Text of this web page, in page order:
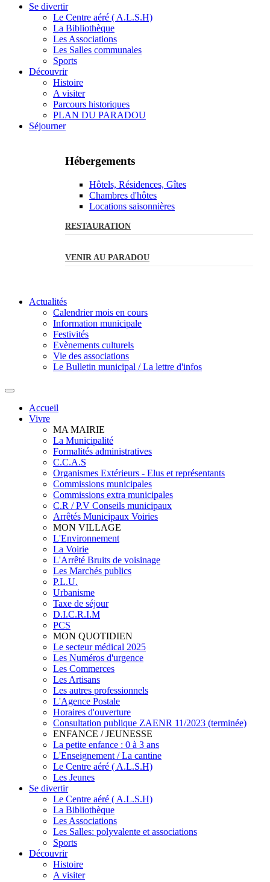
Se divertir
Le Centre aéré ( A.L.S.H)
La Bibliothèque
Les Associations
Les Salles communales
Sports
Découvrir
Histoire
A visiter
Parcours historiques
PLAN DU PARADOU
Séjourner
Hébergements
Hôtels, Résidences, Gîtes
Chambres d'hôtes
Locations saisonnières
RESTAURATION
VENIR AU PARADOU
Actualités
Calendrier mois en cours
Information municipale
Festivités
Evènements culturels
Vie des associations
Le Bulletin municipal / La lettre d'infos
Accueil
Vivre
MA MAIRIE
La Municipalité
Formalités administratives
C.C.A.S
Organismes Extérieurs - Elus et représentants
Commissions municipales
Commissions extra municipales
C.R / P.V Conseils municipaux
Arrêtés Municipaux Voiries
MON VILLAGE
L'Environnement
La Voirie
L'Arrêté Bruits de voisinage
Les Marchés publics
P.L.U.
Urbanisme
Taxe de séjour
D.I.C.R.I.M
PCS
MON QUOTIDIEN
Le secteur médical 2025
Les Numéros d'urgence
Les Commerces
Les Artisans
Les autres professionnels
L'Agence Postale
Horaires d'ouverture
Consultation publique ZAENR 11/2023 (terminée)
ENFANCE / JEUNESSE
La petite enfance : 0 à 3 ans
L'Enseignement / La cantine
Le Centre aéré ( A.L.S.H)
Les Jeunes
Se divertir
Le Centre aéré ( A.L.S.H)
La Bibliothèque
Les Associations
Les Salles: polyvalente et associations
Sports
Découvrir
Histoire
A visiter